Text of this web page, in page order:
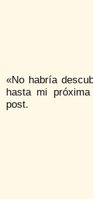
«No habría
hasta mi
post.